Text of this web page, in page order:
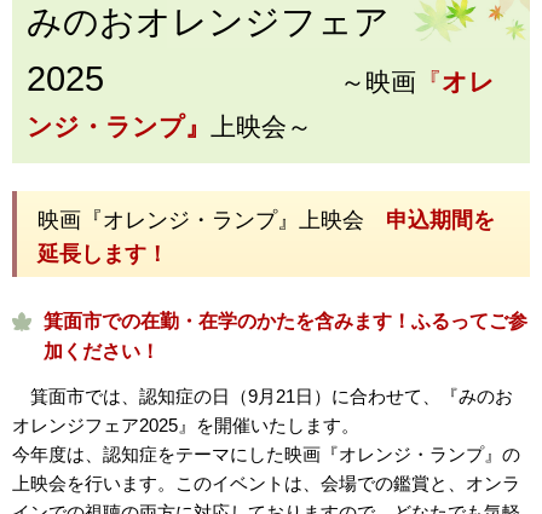
みのおオレンジフェア
2025 ～映画 『オ レ
ンジ・ランプ』
上映会～
映画『オレンジ・ランプ』上映会 申込期間を
延長します！
箕面市での在勤・在学のかたを含みます！ふるってご参
加ください！
箕面市では、認知症の日（9月21日）に合わせて、『みのお
オレンジフェア2025』を開催いたします。
今年度は、認知症をテーマにした映画『オレンジ・ランプ』の
上映会を行います。このイベントは、会場での鑑賞と、オンラ